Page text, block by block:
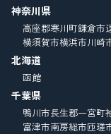
神奈川県
高座郡寒川町鎌倉市
横須賀市横浜市川崎
北海道
函館
千葉県
鴨川市長生郡一宮町
富津市南房総市匝瑳